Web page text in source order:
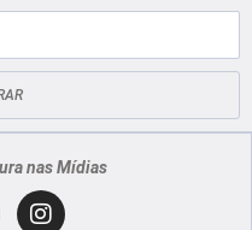
nas Mídias